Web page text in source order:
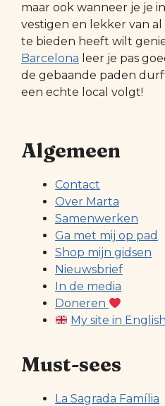
maar ook wanneer je je
vestigen en lekker van
te bieden heeft wilt
Barcelona leer je pas
de gebaande paden
een echte local volgt!
Algemeen
Contact
Over Marta
Samenwerken
Ga met mij op pad
Shop mijn gidsen
Nieuwsbrief
In de media
Doneren
My site in English
Must-sees
La Sagrada Família